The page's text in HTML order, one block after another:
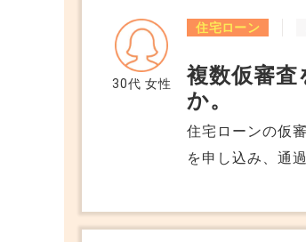
30代 女性
住宅ローン
複数仮審
か。
住宅ローンの仮
を申し込み、通
複数の仮審査を